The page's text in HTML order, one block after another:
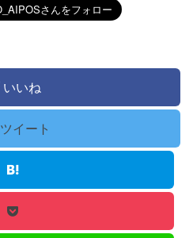
いいね
ツイート